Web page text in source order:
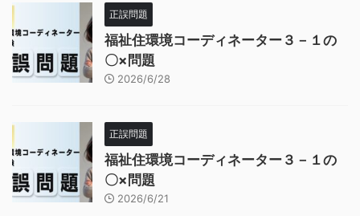
正誤問題
福祉住環境コーディネーター３－１の
〇×問題
2026/6/28
正誤問題
福祉住環境コーディネーター３－１の
〇×問題
2026/6/21